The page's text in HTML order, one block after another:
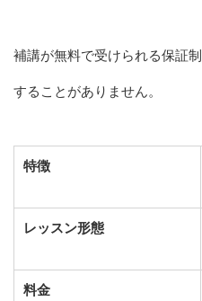
補講が無料で受けられる保証
することがありません。
特徴
レッスン形態
料金